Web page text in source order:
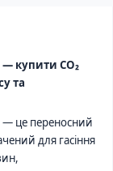
купити CO₂
та
— це переносний
для гасіння